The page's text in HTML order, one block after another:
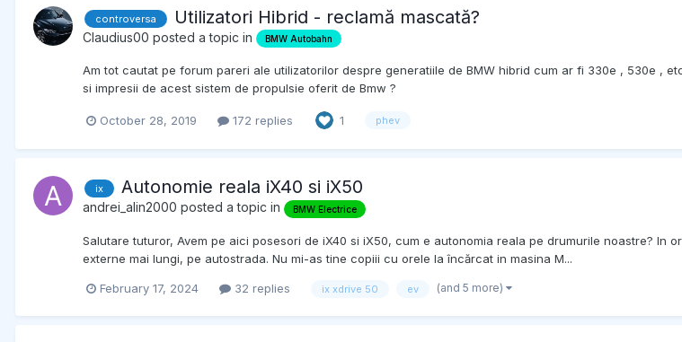
controversa Utilizatori Hibrid - reclamă mascată?
Claudius00 posted a topic in BMW Autobahn
Am tot cautat pe forum pareri ale utilizatorilor despre generatiile de BMW hibrid cum ar fi 330e , 530e ,
si impresii de acest sistem de propulsie oferit de Bmw ?
October 28, 2019 172 replies 1 phev
ix Autonomie reala iX40 si iX50
andrei_alin2000 posted a topic in BMW Electrice
Salutare tuturor, Avem pe aici posesori de iX40 si iX50, cum e autonomia reala pe drumurile noastre?
externe mai lungi, pe autostrada. Nu mi-as tine copiii cu orele la încărcat in masina M...
February 17, 2024 32 replies ix xdrive 50 ev (and 5 more)